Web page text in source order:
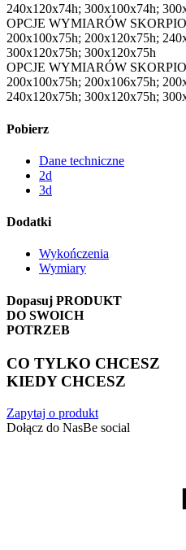
240x120x74h; 300x100x74h;
OPCJE WYMIARÓW
200x100x75h; 200x120x75h;
300x120x75h; 300x120x75h
OPCJE WYMIARÓW
200x100x75h; 200x106x75h;
240x120x75h; 300x120x75h;
Pobierz
Dane techniczne
2d
3d
Dodatki
Wykończenia
Wymiary
Dopasuj PRODUKT
DO SWOICH
POTRZEB
CO TYLKO CHCESZ
KIEDY CHCESZ
Zapytaj o produkt
Dołącz do NasBe social